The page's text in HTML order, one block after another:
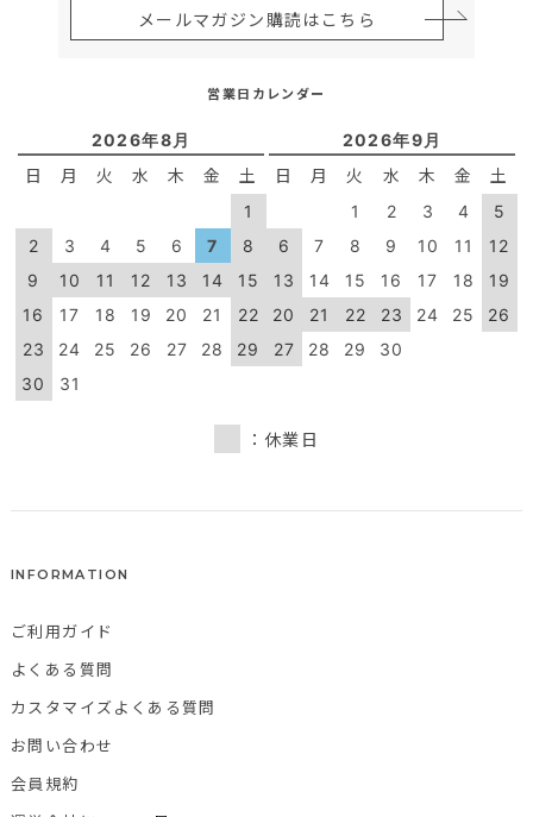
メールマガジン購読はこちら
営業日カレンダー
2026年8月
日 月 火 水 木 金 土
1
2
3 4 5 6 7
8
9
10 11 12 13 14
15
16
17 18 19 20 21
22
23
24 25 26 27 28
29
30
31
2026年9月
日 月 火 水 木 金 土
1 2 3 4
5
6
7 8 9 10 11
12
13
14 15 16 17 18
19
20
21 22 23 24 25
26
27
28 29 30
：休業日
INFORMATION
ご利用ガイド
よくある質問
カスタマイズよくある質問
お問い合わせ
会員規約